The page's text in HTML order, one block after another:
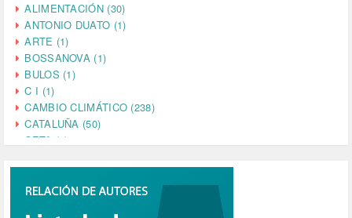
ALIMENTACIÓN (30)
ANTONIO DUATO (1)
ARTE (1)
BOSSANOVA (1)
BULOS (1)
C I (1)
CAMBIO CLIMÁTICO (238)
CATALUÑA (50)
CETA (2)
CINE (35)